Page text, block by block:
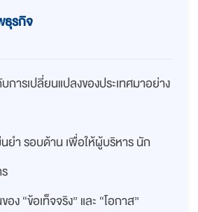
ธุรกิจ
ารเปลี่ยนแปลงของประเทศมาอย่าง
ำ รอบด้าน เพื่อให้ผู้บริหาร นัก
“ข้อเท็จจริง” และ “โอกาส”